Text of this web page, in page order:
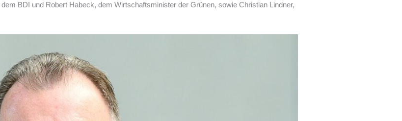
BDI und Robert Habeck, dem Wirtschaftsminister der Grünen, sowie Christian Lindner,